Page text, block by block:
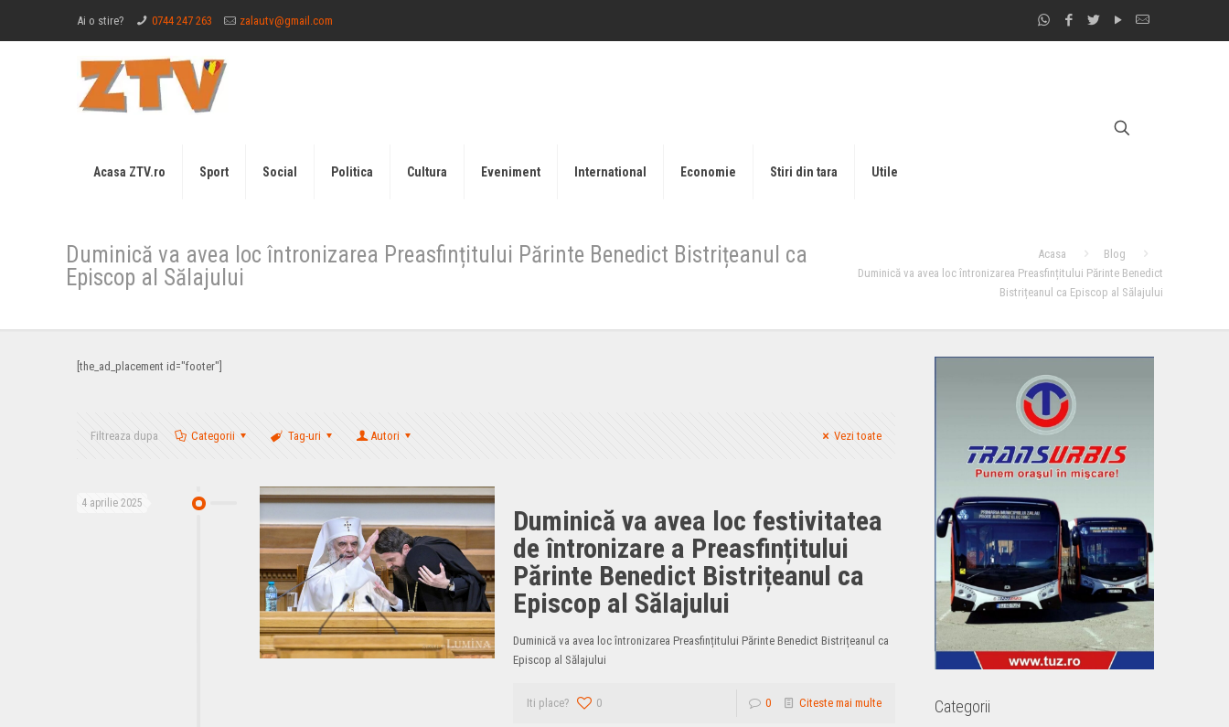
Ai o stire? 0744 247 263 zalautv@gmail.com
Acasa ZTV.ro Sport Social Politica Cultura Eveniment International Economie Stiri din tara Utile
Duminică va avea loc întronizarea Preasfințitului Părinte Benedict Bistrițeanul ca
Episcop al Sălajului
Acasa
Blog
Duminică va avea loc întronizarea Preasfințitului Părinte Benedict
Bistrițeanul ca Episcop al Sălajului
[the_ad_placement id="footer"]
Filtreaza dupa Categorii Tag-uri Autori Vezi toate
4 aprilie 2025
Duminică va avea loc festivitatea
de întronizare a Preasfințitului
Părinte Benedict Bistrițeanul ca
Episcop al Sălajului
Duminică va avea loc întronizarea Preasfințitului Părinte Benedict Bistrițeanul ca
Episcop al Sălajului
Iti place? 0 0 Citeste mai multe Categorii